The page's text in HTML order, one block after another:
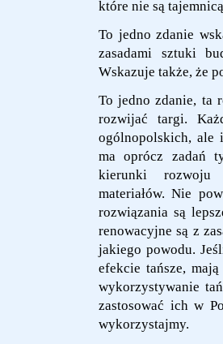
które nie są
To jedno zdanie
zasadami sztuki
Wskazuje także, że
To jedno zdanie, ta
rozwijać targi.
ogólnopolskich, ale
ma oprócz zadań
kierunki rozwoju
materiałów. Nie
rozwiązania są
renowacyjne są z
jakiego powodu.
efekcie tańsze,
wykorzystywanie
zastosować ich w
wykorzystajmy.